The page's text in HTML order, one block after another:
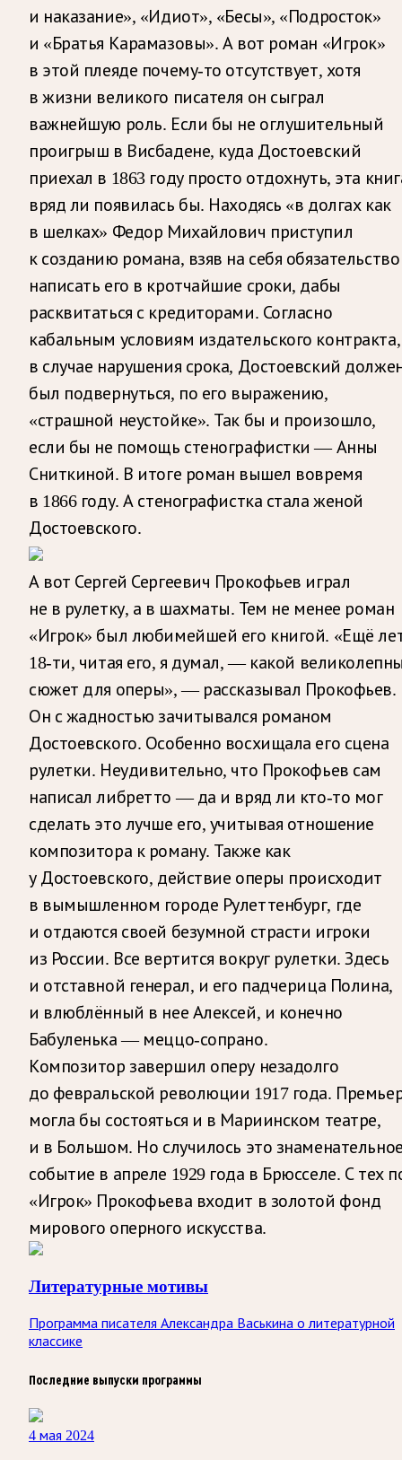
и наказание», «Идиот», «Бесы», «Подросток»
и «Братья Карамазовы». А вот роман «Игрок»
в этой плеяде почему-то отсутствует, хотя
в жизни великого писателя он сыграл
важнейшую роль. Если бы не оглушительный
проигрыш в Висбадене, куда Достоевский
приехал в 1863 году просто отдохнуть, эта
вряд ли появилась бы. Находясь «в долгах как
в шелках» Федор Михайлович приступил
к созданию романа, взяв на себя обязательство
написать его в кротчайшие сроки, дабы
расквитаться с кредиторами. Согласно
кабальным условиям издательского контракта,
в случае нарушения срока, Достоевский
был подвернуться, по его выражению,
«страшной неустойке». Так бы и произошло,
если бы не помощь стенографистки — Анны
Сниткиной. В итоге роман вышел вовремя
в 1866 году. А стенографистка стала женой
Достоевского.
А вот Сергей Сергеевич Прокофьев играл
не в рулетку, а в шахматы. Тем не менее роман
«Игрок» был любимейшей его книгой. «Ещё
18-ти, читая его, я думал, — какой
сюжет для оперы», — рассказывал Прокофьев.
Он с жадностью зачитывался романом
Достоевского. Особенно восхищала его сцена
рулетки. Неудивительно, что Прокофьев сам
написал либретто — да и вряд ли кто-то мог
сделать это лучше его, учитывая отношение
композитора к роману. Также как
у Достоевского, действие оперы происходит
в вымышленном городе Рулеттенбург, где
и отдаются своей безумной страсти игроки
из России. Все вертится вокруг рулетки. Здесь
и отставной генерал, и его падчерица Полина,
и влюблённый в нее Алексей, и конечно
Бабуленька — меццо-сопрано.
Композитор завершил оперу незадолго
до февральской революции 1917 года.
могла бы состояться и в Мариинском театре,
и в Большом. Но случилось это
событие в апреле 1929 года в Брюсселе. С тех
«Игрок» Прокофьева входит в золотой фонд
мирового оперного искусства.
Литературные мотивы
Программа писателя Александра Васькина о литературной
классике
Последние выпуски программы
4 мая 2024